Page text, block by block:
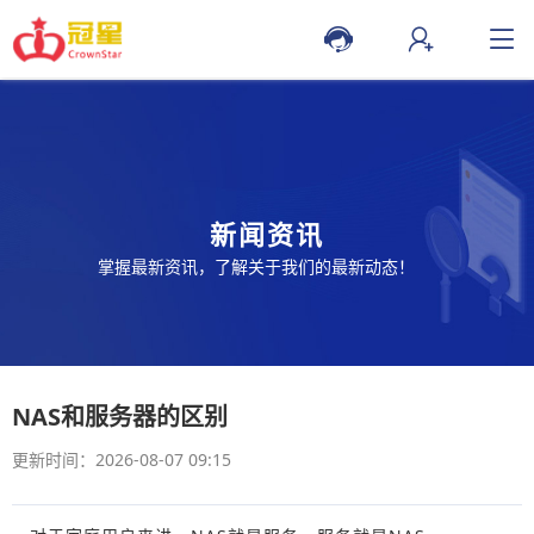
新闻资讯
掌握最新资讯，了解关于我们的最新动态！
NAS和服务器的区别
更新时间：2026-08-07 09:15